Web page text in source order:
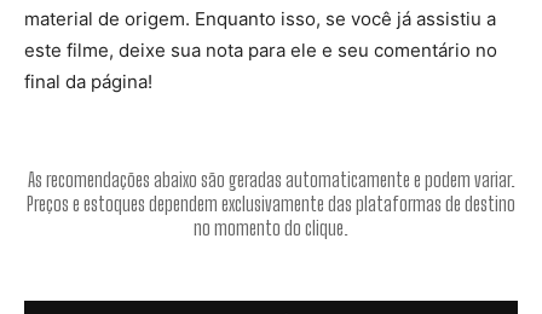
material de origem. Enquanto isso, se você já assistiu a
este filme, deixe sua nota para ele e seu comentário no
final da página!
As recomendações abaixo são geradas automaticamente e podem variar.
Preços e estoques dependem exclusivamente das plataformas de destino
no momento do clique.